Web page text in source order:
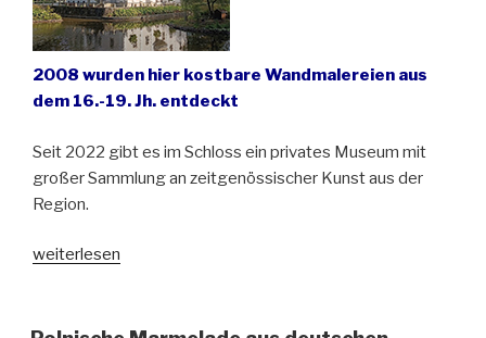
2008 wurden hier kostbare Wandmalereien aus
dem 16.-19. Jh. entdeckt
Seit 2022 gibt es im Schloss ein privates Museum mit
großer Sammlung an zeitgenössischer Kunst aus der
Region.
„Zeitgenössische
Schloss
weiterlesen